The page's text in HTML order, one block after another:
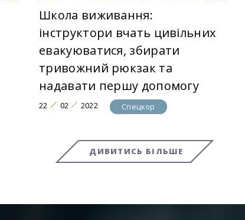
Школа виживання:
інструктори вчать цивільних
евакуюватися, збирати
тривожний рюкзак та
надавати першу допомогу
22 02 2022 Спецкор
ДИВИТИСЬ БІЛЬШЕ